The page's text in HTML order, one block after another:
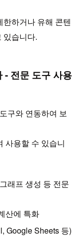
하거나 유해 콘텐
있습니다.
- 전문 도구 사용
구와 연동하여 보
사용할 수 있습니
래프 생성 등 전문
산에 특화
Google Sheets 등)